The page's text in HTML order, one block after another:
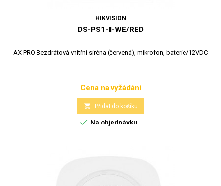
HIKVISION
DS-PS1-II-WE/RED
AX PRO Bezdrátová vnitřní siréna (červená), mikrofon, baterie/12VDC
Cena
Cena na vyžádání
 Přidat do košíku
 Na objednávku